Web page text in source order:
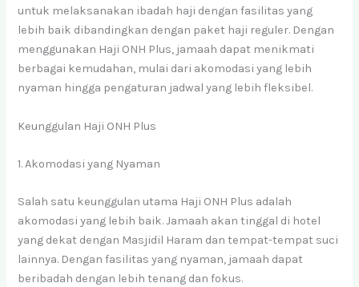
untuk melaksanakan ibadah haji dengan fasilitas yang
lebih baik dibandingkan dengan paket haji reguler. Dengan
menggunakan Haji ONH Plus, jamaah dapat menikmati
berbagai kemudahan, mulai dari akomodasi yang lebih
nyaman hingga pengaturan jadwal yang lebih fleksibel.
Keunggulan Haji ONH Plus
1. Akomodasi yang Nyaman
Salah satu keunggulan utama Haji ONH Plus adalah
akomodasi yang lebih baik. Jamaah akan tinggal di hotel
yang dekat dengan Masjidil Haram dan tempat-tempat suci
lainnya. Dengan fasilitas yang nyaman, jamaah dapat
beribadah dengan lebih tenang dan fokus.